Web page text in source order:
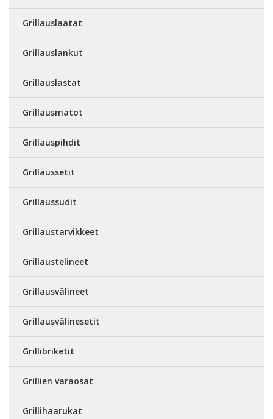
Grillauslaatat
Grillauslankut
Grillauslastat
Grillausmatot
Grillauspihdit
Grillaussetit
Grillaussudit
Grillaustarvikkeet
Grillaustelineet
Grillausvälineet
Grillausvälinesetit
Grillibriketit
Grillien varaosat
Grillihaarukat